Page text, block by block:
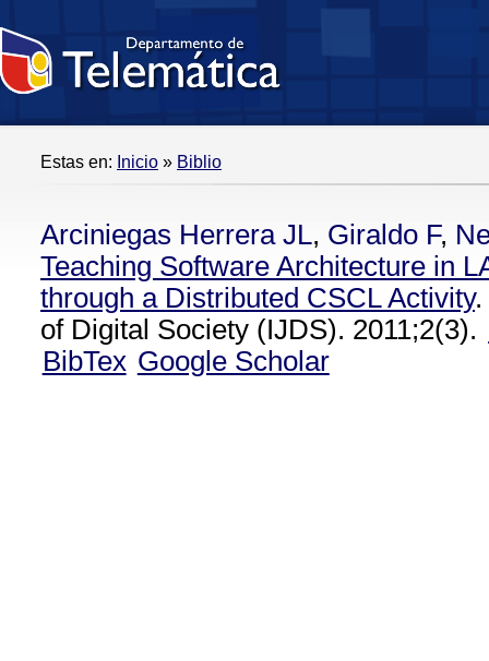
Estas en: Inicio » Biblio
Arciniegas Herrera JL, Giraldo F,
Teaching Software Architecture in
through a Distributed CSCL Activity.
of Digital Society (IJDS). 2011;2(3).
BibTex Google Scholar